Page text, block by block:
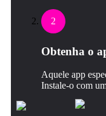
2
Obtenha o
Aquele app
Instale‑o com